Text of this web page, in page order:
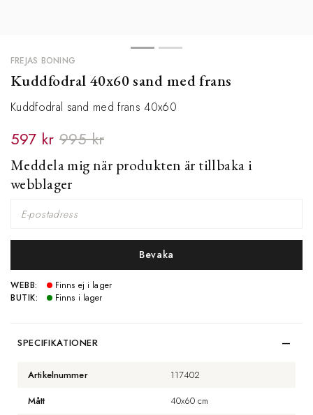
FREJAS BONING
Kuddfodral 40x60 sand med frans
Kuddfodral sand med frans 40x60
597 kr 995 kr
Meddela mig när produkten är tillbaka i
webblager
Bevaka
WEBB:
Finns ej i lager
BUTIK:
Finns i lager
SPECIFIKATIONER
Artikelnummer
117402
Mått
40x60 cm